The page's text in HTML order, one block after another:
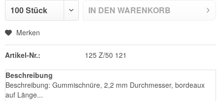
IN DEN WARENKORB
Merken
Artikel-Nr.: 125 Z/50 121
Beschreibung
Beschreibung: Gummischnüre, 2,2 mm Durchmesser, bordeaux
auf Länge...